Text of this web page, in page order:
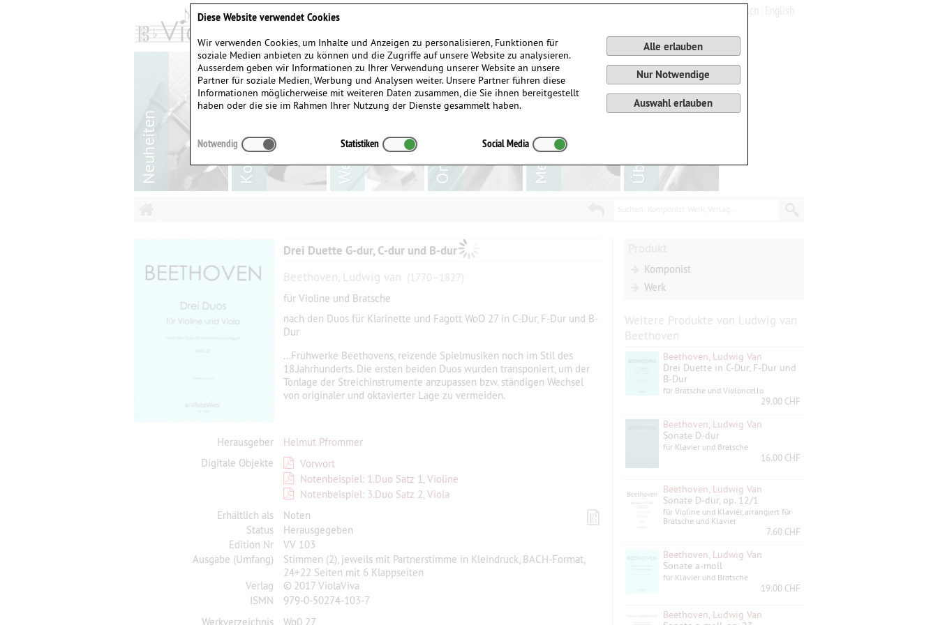
Drei Duette G-dur, C-dur und B-dur
Beethoven, Ludwig van (1770–1827)
für Violine und Bratsche
nach den Duos für Klarinette und Fagott WoO 27 in C-Dur, F-Dur und B-
Dur
...Frühwerke Beethovens, reizende Spielmusiken noch im Stil des
18.Jahrhunderts. Die ersten beiden Duos wurden transponiert, um der
Tonlage der Streichinstrumente anzupassen bzw. ständigen Wechsel
von originaler und oktavierter Lage zu vermeiden.
Herausgeber
Helmut Pfrommer
Digitale Objekte
Vorwort
Notenbeispiel: 1.Duo Satz 1, Violine
Notenbeispiel: 3.Duo Satz 2, Viola
Erhältlich als
Noten
Status
Herausgegeben
Edition Nr
VV 103
Ausgabe (Umfang)
Stimmen (2), jeweils mit Partnerstimme in Kleindruck, BACH-Format,
24+22 Seiten mit 6 Klappseiten
Verlag
© 2017 ViolaViva
ISMN
979-0-50274-103-7
Werkverzeichnis
Wo0 27
Komponist
Werk
Weitere Produkte von Ludwig van
Beethoven
Beethoven, Ludwig Van
Drei Duette in C-Dur, F-Dur und
B-Dur
für Bratsche und Violoncello
29.00 CHF
Beethoven, Ludwig Van
Sonate D-dur
für Klavier und Bratsche
16.00 CHF
Beethoven, Ludwig Van
Sonate D-dur, op. 12/1
für Violine und Klavier, arrangiert für
Bratsche und Klavier
7.60 CHF
Beethoven, Ludwig Van
Sonate a-moll
für Klavier und Bratsche
19.00 CHF
Beethoven, Ludwig Van
Diese Website verwendet Cookies
Wir verwenden Cookies, um Inhalte und Anzeigen zu personalisieren, Funktionen für
soziale Medien anbieten zu können und die Zugriffe auf unsere Website zu analysieren.
Ausserdem geben wir Informationen zu Ihrer Verwendung unserer Website an unsere
Partner für soziale Medien, Werbung und Analysen weiter. Unsere Partner führen diese
Informationen möglicherweise mit weiteren Daten zusammen, die Sie ihnen bereitgestellt
haben oder die sie im Rahmen Ihrer Nutzung der Dienste gesammelt haben.
Alle erlauben
Nur Notwendige
Auswahl erlauben
Notwendig Statistiken Social Media